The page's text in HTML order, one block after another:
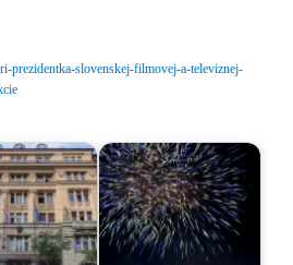
prezidentka-slovenskej-filmovej-a-televiznej-